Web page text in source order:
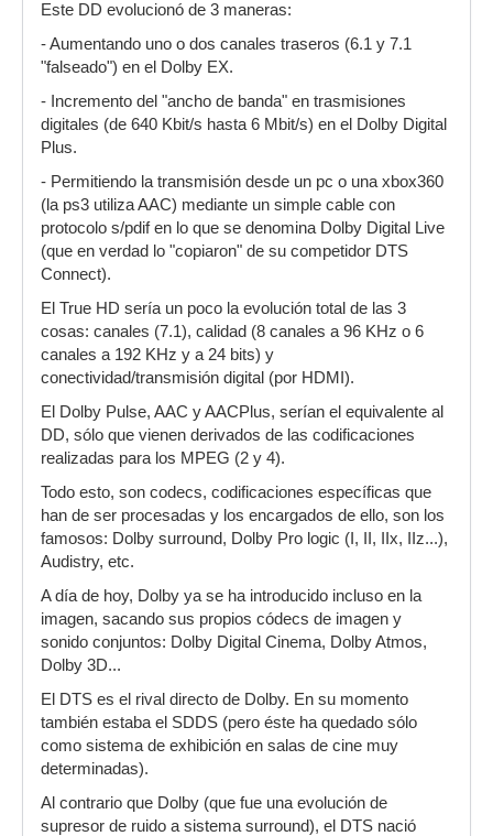
Este DD evolucionó de 3 maneras:
- Aumentando uno o dos canales traseros (6.1 y 7.1
"falseado") en el Dolby EX.
- Incremento del "ancho de banda" en trasmisiones
digitales (de 640 Kbit/s hasta 6 Mbit/s) en el Dolby Digital
Plus.
- Permitiendo la transmisión desde un pc o una xbox360
(la ps3 utiliza AAC) mediante un simple cable con
protocolo s/pdif en lo que se denomina Dolby Digital Live
(que en verdad lo "copiaron" de su competidor DTS
Connect).
El True HD sería un poco la evolución total de las 3
cosas: canales (7.1), calidad (8 canales a 96 KHz o 6
canales a 192 KHz y a 24 bits) y
conectividad/transmisión digital (por HDMI).
El Dolby Pulse, AAC y AACPlus, serían el equivalente al
DD, sólo que vienen derivados de las codificaciones
realizadas para los MPEG (2 y 4).
Todo esto, son codecs, codificaciones específicas que
han de ser procesadas y los encargados de ello, son los
famosos: Dolby surround, Dolby Pro logic (I, II, IIx, IIz...),
Audistry, etc.
A día de hoy, Dolby ya se ha introducido incluso en la
imagen, sacando sus propios códecs de imagen y
sonido conjuntos: Dolby Digital Cinema, Dolby Atmos,
Dolby 3D...
El DTS es el rival directo de Dolby. En su momento
también estaba el SDDS (pero éste ha quedado sólo
como sistema de exhibición en salas de cine muy
determinadas).
Al contrario que Dolby (que fue una evolución de
supresor de ruido a sistema surround), el DTS nació